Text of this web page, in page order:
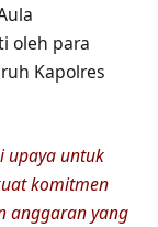
oleh para
Kapolres
upaya untuk
komitmen
anggaran yang